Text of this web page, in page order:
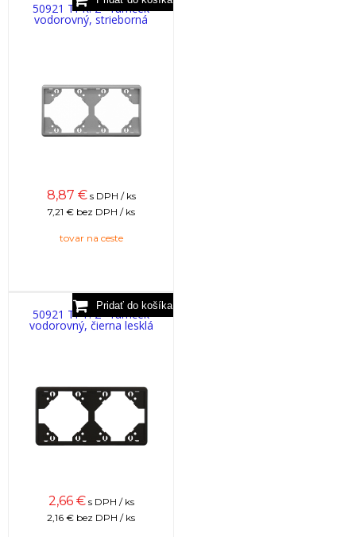
50921 TPR: 2 - rámček
vodorovný, strieborná
8,87 € s DPH / ks
7,21 € bez DPH / ks
tovar na ceste
50921 TPT: 2 - rámček
vodorovný, čierna lesklá
2,66 € s DPH / ks
2,16 € bez DPH / ks